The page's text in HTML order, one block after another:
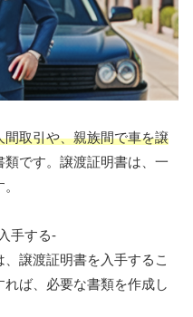
間取引や、親族間で車を譲
です。譲渡証明書は、一
手する-
譲渡証明書を入手するこ
ば、必要な書類を作成し